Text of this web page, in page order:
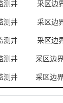
测井 采区边
测井 采区边
测井 采区边
测井 采区边
测井 采区边